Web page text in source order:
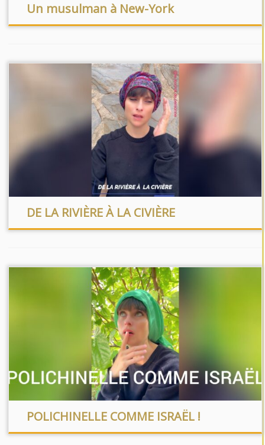
Un musulman à New-York
DE LA RIVIÈRE À LA CIVIÈRE
POLICHINELLE COMME ISRAËL !